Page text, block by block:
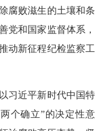
腐败滋生的土壤和条
党和国家监督体系，
动新征程纪检监察工
近平新时代中国特
个确立”的决定性意